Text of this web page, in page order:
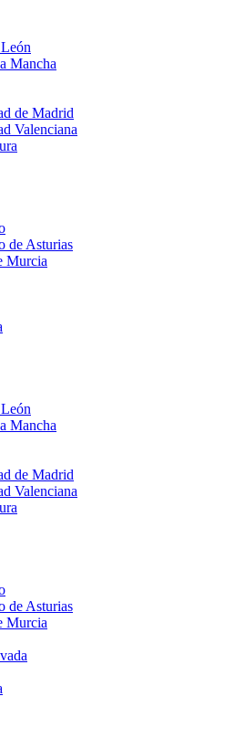
Mancha
de Madrid
Valenciana
de Asturias
Murcia
Mancha
de Madrid
Valenciana
de Asturias
Murcia